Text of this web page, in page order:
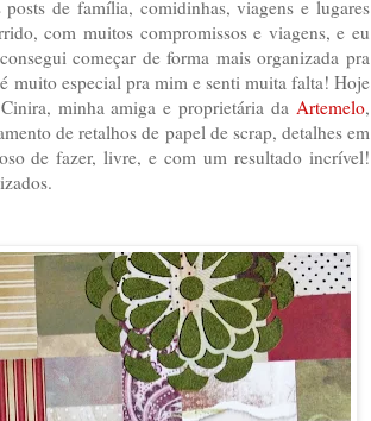
de família, comidinhas, viagens e lugares
com muitos compromissos e viagens, e eu
começar de forma mais organizada pra
muito especial pra mim e senti muita falta! Hoje
minha amiga e proprietária da Artemelo,
de retalhos de papel de scrap, detalhes em
de fazer, livre, e com um resultado incrível!